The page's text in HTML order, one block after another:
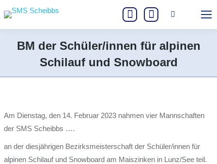
Instagram
opens
in
new
Facebook
opens
in
new
Search:
BM der Schüler/innen für alpinen
Schilauf und Snowboard
Sie befinden sich hier:
Am Dienstag, den 14. Februar 2023 nahmen vier Mannschaften
der SMS Scheibbs ….
an der diesjährigen Bezirksmeisterschaft der Schüler/innen für
alpinen Schilauf und Snowboard am Maiszinken in Lunz/See teil.